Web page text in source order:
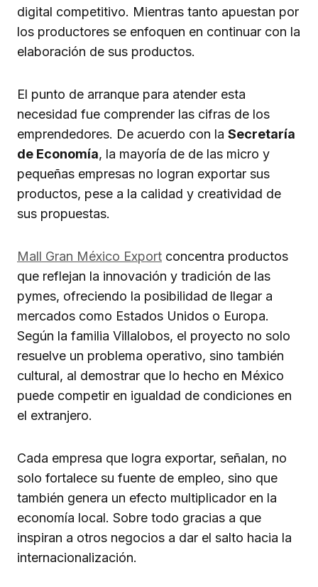
digital competitivo. Mientras tanto apuestan por
los productores se enfoquen en continuar con la
elaboración de sus productos.
El punto de arranque para atender esta
necesidad fue comprender las cifras de los
emprendedores. De acuerdo con la Secretaría
de Economía, la mayoría de de las micro y
pequeñas empresas no logran exportar sus
productos, pese a la calidad y creatividad de
sus propuestas.
Mall Gran México Export concentra productos
que reflejan la innovación y tradición de las
pymes, ofreciendo la posibilidad de llegar a
mercados como Estados Unidos o Europa.
Según la familia Villalobos, el proyecto no solo
resuelve un problema operativo, sino también
cultural, al demostrar que lo hecho en México
puede competir en igualdad de condiciones en
el extranjero.
Cada empresa que logra exportar, señalan, no
solo fortalece su fuente de empleo, sino que
también genera un efecto multiplicador en la
economía local. Sobre todo gracias a que
inspiran a otros negocios a dar el salto hacia la
internacionalización.